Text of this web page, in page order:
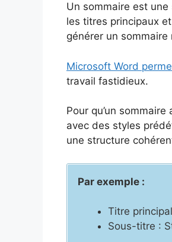
Un sommaire est
les titres principaux
générer un
Microsoft Word
travail fastidieux.
Pour qu’un
avec des styles
une structure
Par exemple :
Titre
Sous-titre :